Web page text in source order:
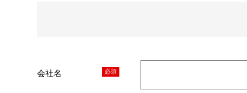
会社名 必須